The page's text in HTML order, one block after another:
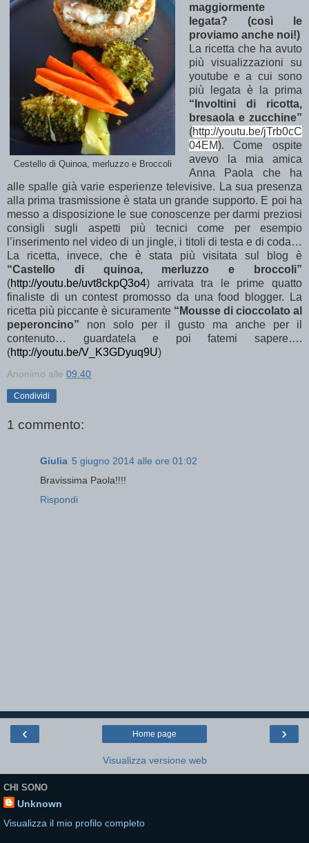
Cestello di Quinoa, merluzzo e Broccoli
maggiormente
legata? (così le
proviamo anche noi!)
La ricetta che ha avuto
più visualizzazioni su
youtube e a cui sono
più legata è la prima
“Involtini di ricotta,
bresaola e zucchine”
(http://youtu.be/jTrb0cC
04EM). Come ospite
avevo la mia amica
Anna Paola che ha
alle spalle già varie esperienze televisive. La sua presenza
alla prima trasmissione è stata un grande supporto. E poi ha
messo a disposizione le sue conoscenze per darmi preziosi
consigli sugli aspetti più tecnici come per esempio
l’inserimento nel video di un jingle, i titoli di testa e di coda…
La ricetta, invece, che è stata più visitata sul blog è
“Castello di quinoa, merluzzo e broccoli”
(http://youtu.be/uvt8ckpQ3o4) arrivata tra le prime quatto
finaliste di un contest promosso da una food blogger. La
ricetta più piccante è sicuramente “Mousse di cioccolato al
peperoncino” non solo per il gusto ma anche per il
contenuto… guardatela e poi fatemi sapere….
(http://youtu.be/V_K3GDyuq9U)
Anonimo alle 09:40
Condividi
1 commento:
Giulia 5 giugno 2014 alle ore 01:02
Bravissima Paola!!!!
Rispondi
‹ ›
Home page
Visualizza versione web
CHI SONO
Unknown
Visualizza il mio profilo completo